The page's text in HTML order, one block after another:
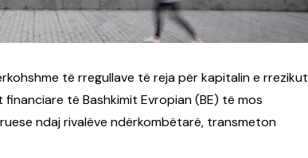
të rregullave të reja për kapitalin e rrezikut
të Bashkimit Evropian (BE) të mos
ndaj rivalëve ndërkombëtarë, transmeton